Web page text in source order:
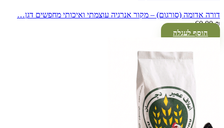
דורה אדומה (סורגום) – מקור אנרגיה עוצמתי ואיכותי מחפשים דגן…
60.00₪
הוסף לעגלה